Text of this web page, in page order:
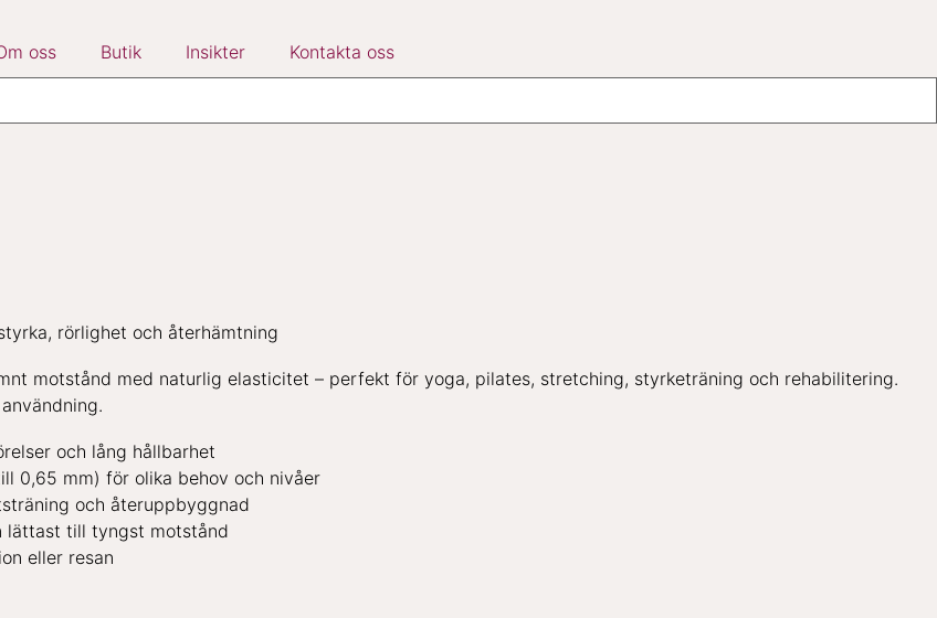
oss Butik Insikter Kontakta oss
rörlighet och återhämtning
motstånd med naturlig elasticitet – perfekt för yoga, pilates, stretching, styrketräning och rehabilitering.
och lång hållbarhet
0,65 mm) för olika behov och nivåer
och återuppbyggnad
lättast till tyngst motstånd
eller resan